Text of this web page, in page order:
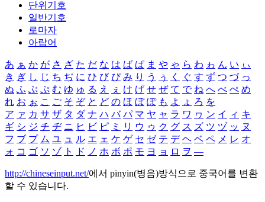
단위기호
일반기호
로마자
아랍어
あ ぁ か が さ ざ た だ な は ば ぱ ま や ゃ ら わ ゎ ん い ぃ
き ぎ し じ ち ぢ に ひ び ぴ み り う ぅ く ぐ す ず つ づ っ
ぬ ふ ぶ ぷ む ゆ ゅ る え ぇ け げ せ ぜ て で ね へ べ ぺ め
れ お ぉ こ ご そ ぞ と ど の ほ ぼ ぽ も よ ょ ろ を
ア ァ カ サ ザ タ ダ ナ ハ バ パ マ ヤ ャ ラ ワ ヮ ン イ ィ キ
ギ シ ジ チ ヂ ニ ヒ ビ ピ ミ リ ウ ゥ ク グ ス ズ ツ ヅ ッ ヌ
フ ブ プ ム ユ ュ ル エ ェ ケ ゲ セ ゼ テ デ ヘ ベ ペ メ レ オ
ォ コ ゴ ソ ゾ ト ド ノ ホ ボ ポ モ ヨ ョ ロ ヲ ―
http://chineseinput.net/에서 pinyin(병음)방식으로 중국어를 변환
할 수 있습니다.